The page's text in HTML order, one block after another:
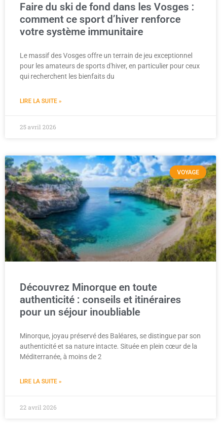
Faire du ski de fond dans les Vosges :
comment ce sport d’hiver renforce
votre système immunitaire
Le massif des Vosges offre un terrain de jeu exceptionnel
pour les amateurs de sports d'hiver, en particulier pour ceux
qui recherchent les bienfaits du
LIRE LA SUITE »
25 avril 2026
VOYAGE
Découvrez Minorque en toute
authenticité : conseils et itinéraires
pour un séjour inoubliable
Minorque, joyau préservé des Baléares, se distingue par son
authenticité et sa nature intacte. Située en plein cœur de la
Méditerranée, à moins de 2
LIRE LA SUITE »
22 avril 2026